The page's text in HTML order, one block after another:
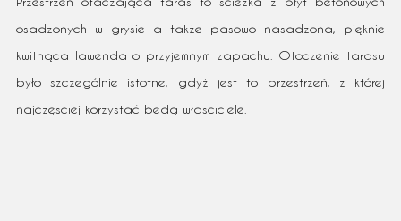
osadzonych w grysie a także pasowo nasadzona, pięknie
kwitnąca lawenda o przyjemnym zapachu. Otoczenie tarasu
było szczególnie istotne, gdyż jest to przestrzeń, z której
najczęściej korzystać będą właściciele.